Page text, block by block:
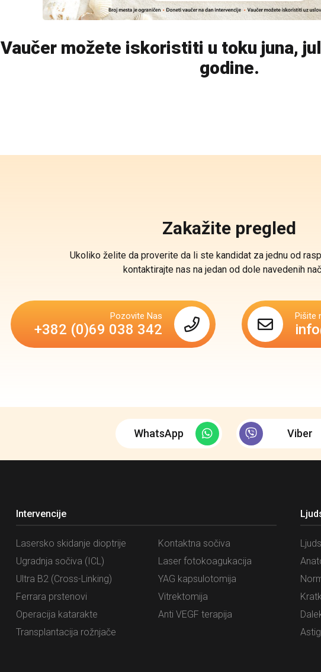
Vaučer možete iskoristiti u toku juna,
godine.
Zakažite pregled
Ukoliko želite da proverite da li ste kandidat za jednu od
kontaktirajte nas na jedan od dole navedenih
Pozovite Nas
+382 (0)69 038 342
Pišite
WhatsApp Viber
Intervencije
Lasersko skidanje dioptrije
Ugradnja sočiva (ICL)
Ultra B2 (Cross-Linking)
Ferrara prstenovi
Operacija katarakte
Transplantacija rožnjače
Kontaktna sočiva
Laser fotokoagukacija
YAG kapsulotomija
Vitrektomija
Anti VEGF terapija